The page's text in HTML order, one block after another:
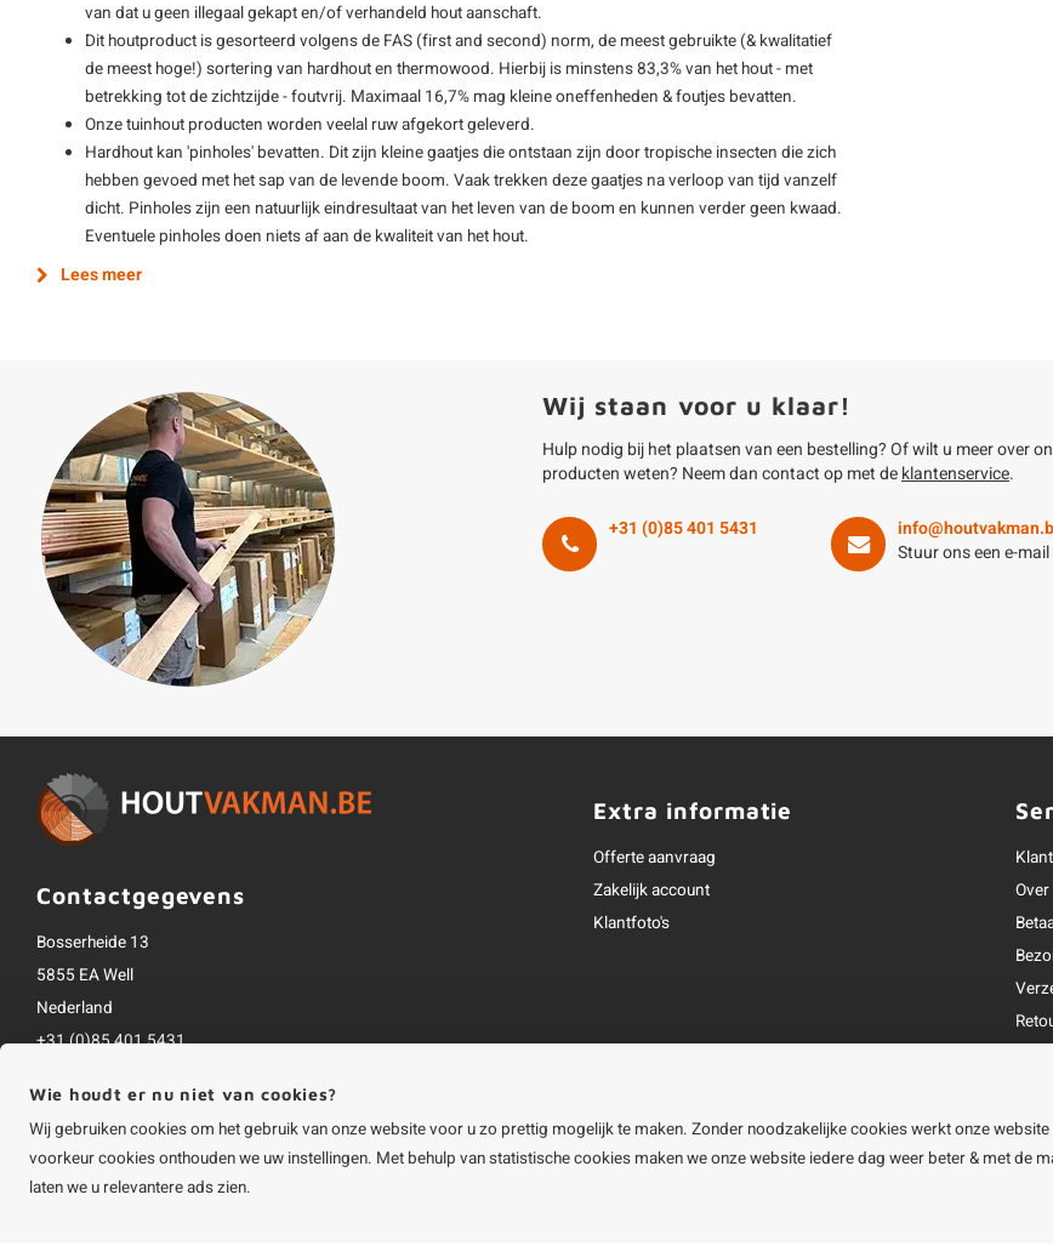
van dat u geen illegaal gekapt en/of verhandeld hout aanschaft.
Dit houtproduct is gesorteerd volgens de FAS (first and second) norm, de meest gebruikte (& kwalitatief
de meest hoge!) sortering van hardhout en thermowood. Hierbij is minstens 83,3% van het hout - met
betrekking tot de zichtzijde - foutvrij. Maximaal 16,7% mag kleine oneffenheden & foutjes bevatten.
Onze tuinhout producten worden veelal ruw afgekort geleverd.
Hardhout kan 'pinholes' bevatten. Dit zijn kleine gaatjes die ontstaan zijn door tropische insecten die zich
hebben gevoed met het sap van de levende boom. Vaak trekken deze gaatjes na verloop van tijd vanzelf
dicht. Pinholes zijn een natuurlijk eindresultaat van het leven van de boom en kunnen verder geen kwaad.
Eventuele pinholes doen niets af aan de kwaliteit van het hout.
Lees meer
Wij staan voor u klaar!
Hulp nodig bij het plaatsen van een bestelling? Of wilt u meer over
producten weten? Neem dan contact op met deklantenservice.
+31 (0)85 401 5431
Stuur ons een e-mail
Contactgegevens
Bosserheide 13
5855 EA Well
Nederland
+31 (0)85 401 5431
Alle bedragen zijn incl. btw
Extra informatie
Offerte aanvraag
Zakelijk account
Klantfoto's
Wie houdt er nu niet van cookies?
Wij gebruiken cookies om het gebruik van onze website voor u zo prettig mogelijk te maken. Zonder noodzakelijke cookies werkt onze website
voorkeur cookies onthouden we uw instellingen. Met behulp van statistische cookies maken we onze website iedere dag weer beter & met de
laten we u relevantere ads zien.